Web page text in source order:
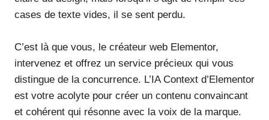
cases de texte vides, il se sent perdu.
C’est là que vous, le créateur web Elementor,
intervenez et offrez un service précieux qui vous
distingue de la concurrence. L’IA Context d’Elementor
est votre acolyte pour créer un contenu convaincant
et cohérent qui résonne avec la voix de la marque.